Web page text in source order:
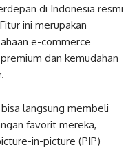
di Indonesia resmi
ini merupakan
e-commerce
dan kemudahan
langsung membeli
favorit mereka,
in-picture (PIP)